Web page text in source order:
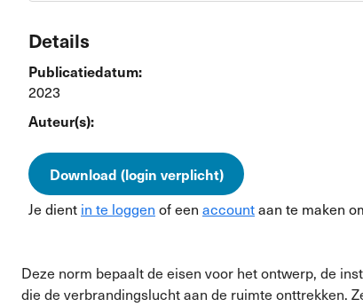
Details
Publicatiedatum:
2023
Auteur(s):
Download (login verplicht)
Je dient in te loggen of een accountaan te maken
Deze norm bepaalt de eisen voor het ontwerp, de
die de verbrandingslucht aan de ruimte onttrekken.